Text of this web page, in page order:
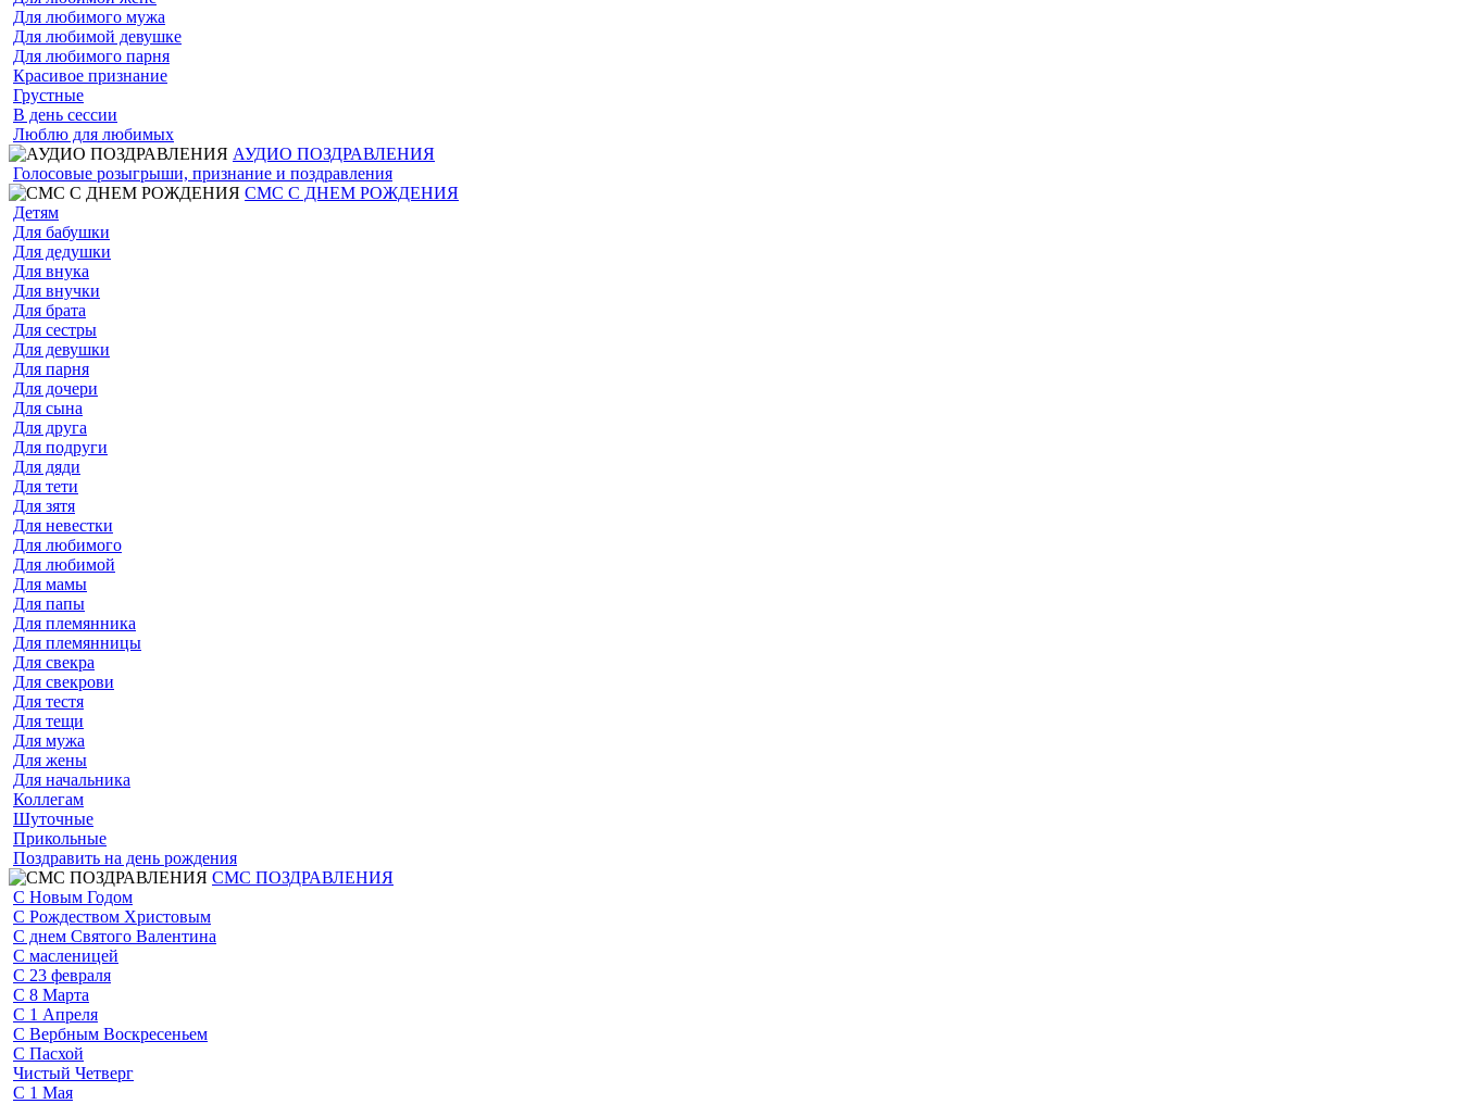
Для любимого мужа
Для любимой девушке
Для любимого парня
Красивое признание
Грустные
В день сессии
Люблю для любимых
АУДИО ПОЗДРАВЛЕНИЯ
Голосовые розыгрыши, признание и поздравления
СМС С ДНЕМ РОЖДЕНИЯ
Детям
Для бабушки
Для дедушки
Для внука
Для внучки
Для брата
Для сестры
Для девушки
Для парня
Для дочери
Для сына
Для друга
Для подруги
Для дяди
Для тети
Для зятя
Для невестки
Для любимого
Для любимой
Для мамы
Для папы
Для племянника
Для племянницы
Для свекра
Для свекрови
Для тестя
Для тещи
Для мужа
Для жены
Для начальника
Коллегам
Шуточные
Прикольные
Поздравить на день рождения
СМС ПОЗДРАВЛЕНИЯ
С Новым Годом
С Рождеством Христовым
С днем Святого Валентина
С масленицей
С 23 февраля
С 8 Марта
С 1 Апреля
С Вербным Воскресеньем
С Пасхой
Чистый Четверг
С 1 Мая